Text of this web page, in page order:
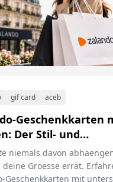
gif card aceb
Geschenkkarten
Der Stil- und
Leitfaden
niemals davon
deine Groesse errät.
Geschenkkarten mit